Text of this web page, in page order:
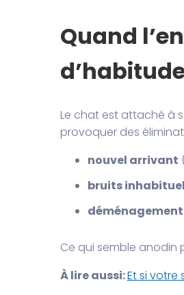
Quand
Le chat est attaché à
provoquer des
nouvel arrivant
bruits
Ce qui semble
À lire aussi:Et si votre